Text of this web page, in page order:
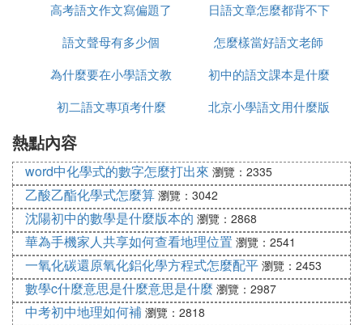
中學各科（不包含體育科）成績（100分制）優秀的
標准：85分及以上。
中學各科（不包含體育科）成績（100分制）及格的
一般大學按績點算的，優是4．0，良是3．0，中是
2．0，合格是1．0。
一般考試成績，滿分100分，優秀指得分在85分以
上，良好指得分在75分至84分，一般指得分在65分
至74分，合格指得分在60至64分。
評定學生的學業成績，在中國一般採用百分制和等級
制記分法。百分制記分法也是一種等級記分法，它以
100分為滿分，60分為及格。
是多少分
哪裡
高考語文作文寫偏題了
能得多少分
日語文章怎麼都背不下
來
語文聲母有多少個
怎麼樣當好語文老師
為什麼要在小學語文教
學中滲透德育
初中的語文課本是什麼
初二語文專項考什麼
北京小學語文用什麼版
熱點內容
word中化學式的數字怎麼打出來 瀏覽：2335
乙酸乙酯化學式怎麼算 瀏覽：3042
沈陽初中的數學是什麼版本的 瀏覽：2868
華為手機家人共享如何查看地理位置 瀏覽：2541
一氧化碳還原氧化鋁化學方程式怎麼配平 瀏覽：2453
數學c什麼意思是什麼意思是什麼 瀏覽：2987
中考初中地理如何補 瀏覽：2818